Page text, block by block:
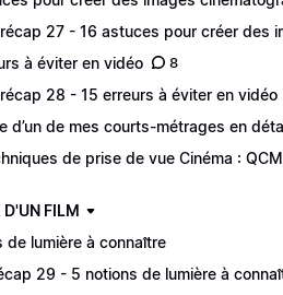
récap 27 - 16 astuces pour créer des
à éviter en vidéo
8
récap 28 - 15 erreurs à éviter en vidéo
d’un de mes courts-métrages en
de prise de vue Cinéma :
D'UN FILM
de lumière à connaître
29 - 5 notions de lumière à